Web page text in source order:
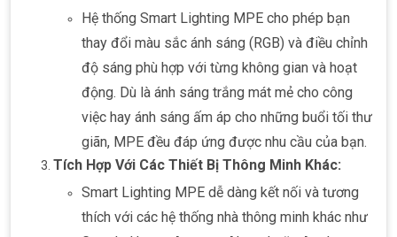
Hệ thống Smart Lighting MPE cho phép bạn
thay đổi màu sắc ánh sáng (RGB) và điều chỉnh
độ sáng phù hợp với từng không gian và hoạt
động. Dù là ánh sáng trắng mát mẻ cho công
việc hay ánh sáng ấm áp cho những buổi tối thư
giãn, MPE đều đáp ứng được nhu cầu của bạn.
Tích Hợp Với Các Thiết Bị Thông Minh Khác:
Smart Lighting MPE dễ dàng kết nối và tương
thích với các hệ thống nhà thông minh khác như